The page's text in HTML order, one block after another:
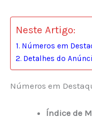
Neste Artigo:
Números em
Detalhes do
Números em
Índice de